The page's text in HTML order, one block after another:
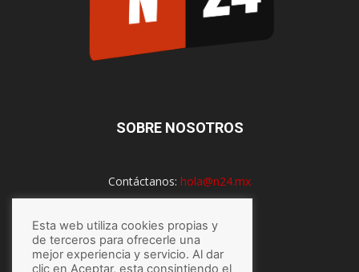
SOBRE NOSOTROS
Contáctanos: hola@n24.mx
SÍGUENOS
Esta web utiliza cookies propias y
de terceros para ofrecerle una
mejor experiencia y servicio. Al dar
clic en Aceptar, esta consintiendo el